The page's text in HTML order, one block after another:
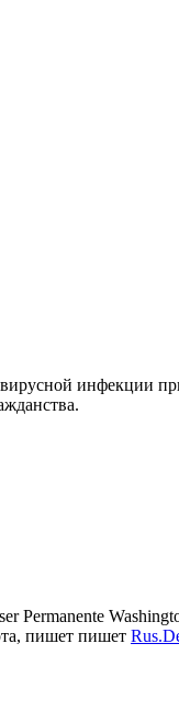
инфекции
Permanente
пишет пишет